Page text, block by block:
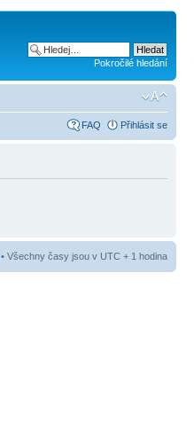
Pokročilé hledání
FAQ Přihlásit se
• Všechny časy jsou v UTC + 1 hodina